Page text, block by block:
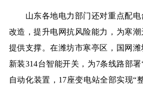
山东各地电力部门还对重点配电
改造，提升电网抗风险能力，为寒
提供支撑。在潍坊市寒亭区，国网潍
新装314台智能开关，为7条线路部
自动化装置，17座变电站全部实现“